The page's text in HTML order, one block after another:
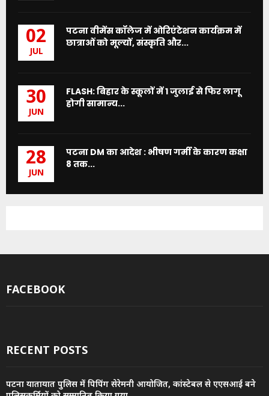
02
JUL
पटना वीमेंस कॉलेज में ओरिएंटेशन कार्यक्रम में
छात्राओं को मूल्यों, संस्कृति और...
30
JUN
FLASH: बिहार के स्कूलों में 1 जुलाई से फिर लागू
होगी सामान्य...
28
JUN
पटना DM का आदेश : भीषण गर्मी के कारण कक्षा
8 तक...
FACEBOOK
RECENT POSTS
पटना यातायात पुलिस में पिपिंग सेरेमनी आयोजित, कांस्टेबल से एएसआई बने